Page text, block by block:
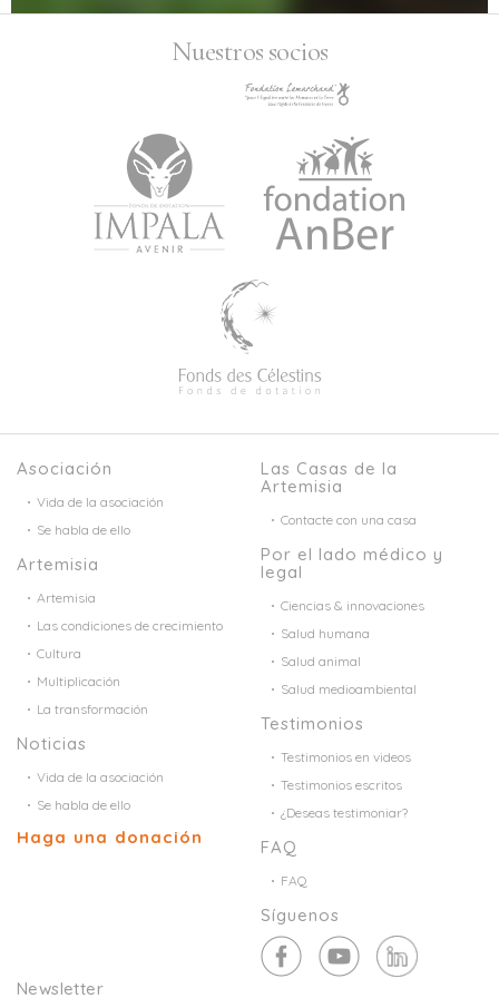
Nuestros socios
Asociación
Vida de la asociación
Se habla de ello
Artemisia
Artemisia
Las condiciones de crecimiento
Cultura
Multiplicación
La transformación
Noticias
Vida de la asociación
Se habla de ello
Haga una donación
Las Casas de la
Artemisia
Contacte con una casa
Por el lado médico y
legal
Ciencias & innovaciones
Salud humana
Salud animal
Salud medioambiental
Testimonios
Testimonios en videos
Testimonios escritos
¿Deseas testimoniar?
FAQ
FAQ
Síguenos
Newsletter